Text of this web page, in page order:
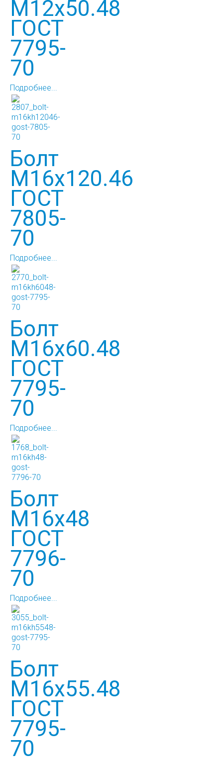
М12х50.48
ГОСТ
7795-
70
Подробнее...
Болт
М16х120.46
ГОСТ
7805-
70
Подробнее...
Болт
М16х60.48
ГОСТ
7795-
70
Подробнее...
Болт
М16х48
ГОСТ
7796-
70
Подробнее...
Болт
М16х55.48
ГОСТ
7795-
70